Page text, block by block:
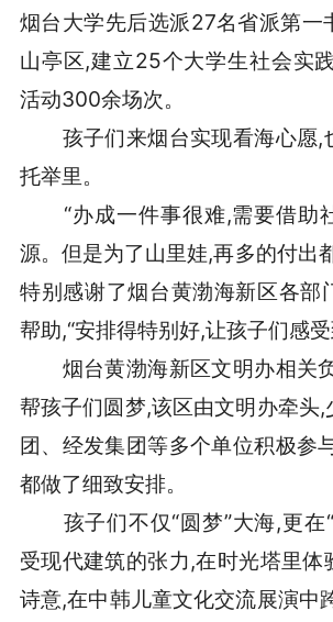
烟台大学先后选派27名省派第一
山亭区,建立25个大学生社会实
活动300余场次。
孩子们来烟台实现看海心愿,
托举里。
“办成一件事很难,需要借助
源。但是为了山里娃,再多的付出
特别感谢了烟台黄渤海新区各部
帮助,“安排得特别好,让孩子们感受
烟台黄渤海新区文明办相关
帮孩子们圆梦,该区由文明办牵头,
团、经发集团等多个单位积极参
都做了细致安排。
孩子们不仅“圆梦”大海,更在“
受现代建筑的张力,在时光塔里体
诗意,在中韩儿童文化交流展演中